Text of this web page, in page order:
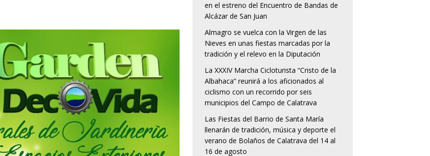
en el estreno del Encuentro de Bandas de
Alcázar de San Juan
Almagro se vuelca con la Virgen de las
Nieves en unas fiestas marcadas por la
tradición y el relevo en la Diputación
La XXXIV Marcha Cicloturista “Cristo de la
Albahaca” reunirá a los aficionados al
ciclismo con un recorrido por seis
municipios del Campo de Calatrava
Las Fiestas del Barrio de Santa María
llenarán de tradición, música y deporte el
verano de Bolaños de Calatrava del 14 al
16 de agosto